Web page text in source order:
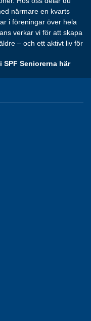
närmare en kvarts
i föreningar över hela
verkar vi för att skapa
– och ett aktivt liv för
SPF Seniorerna här